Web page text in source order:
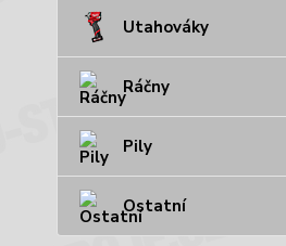
Utahováky
Ráčny
Pily
Ostatní